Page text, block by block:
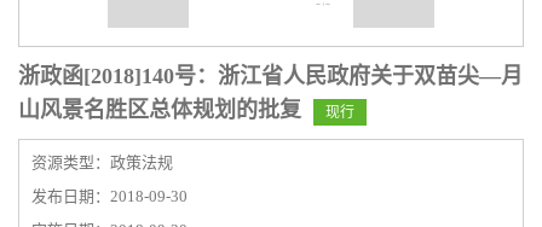
浙政函[2018]140号：浙江省人民政府关于双苗尖—月
山风景名胜区总体规划的批复
现行
资源类型：政策法规
发布日期：2018-09-30